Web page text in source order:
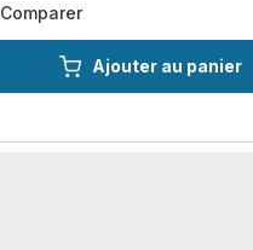
ComparerCurl
Harmony,
Sèche-
Ajouter au panier